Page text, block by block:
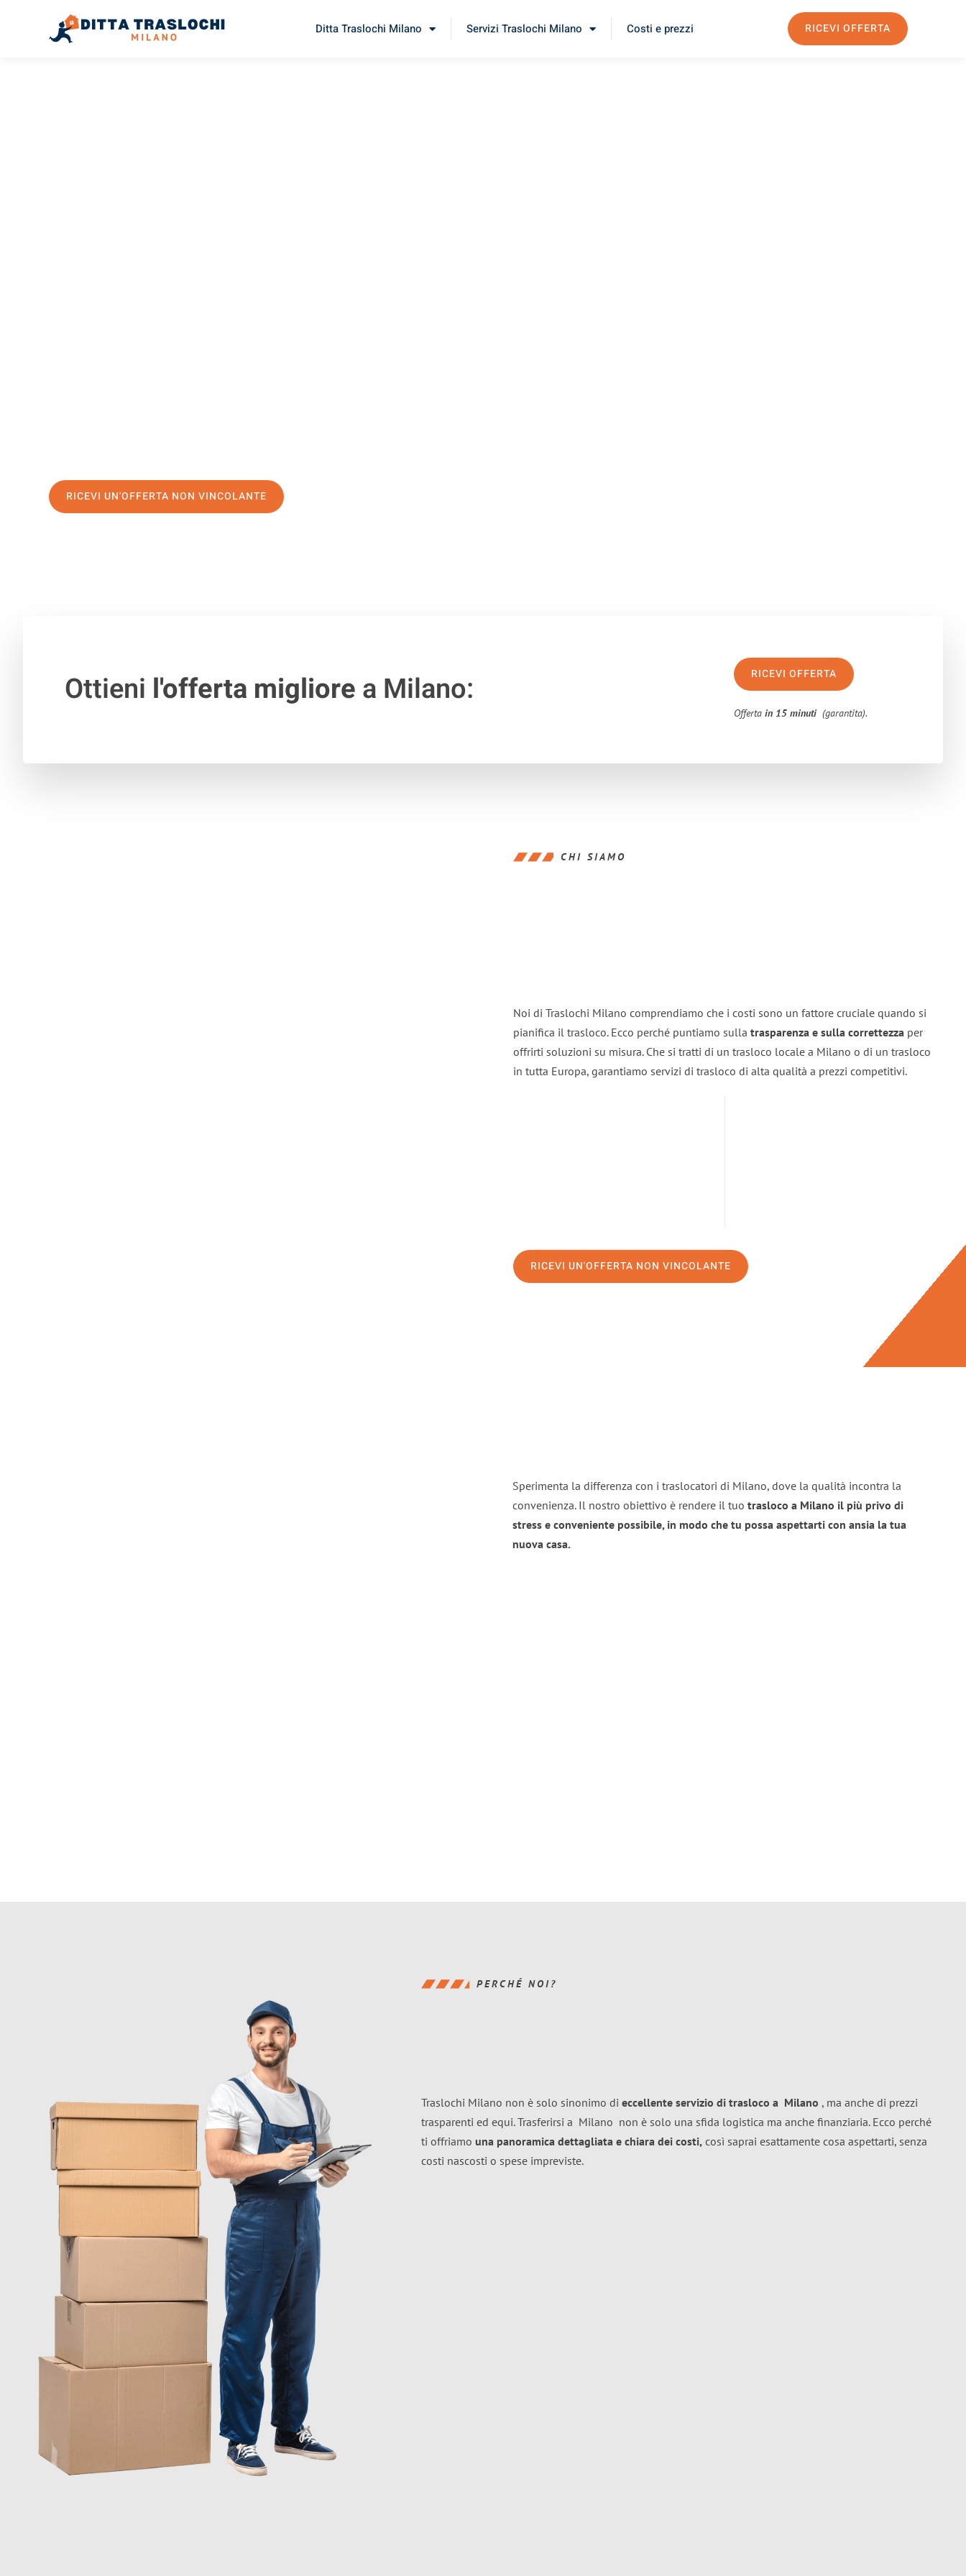
Ditta Traslochi Milano Servizi Traslochi Milano Costi e prezzi RICEVI OFFERTA
RICEVI UN'OFFERTA NON VINCOLANTE
Ottieni l'offerta migliorea Milano: RICEVI OFFERTA
Offertain 15 minuti (garantita).
CHI SIAMO
Noi di Traslochi Milano comprendiamo che i costi sono un fattore cruciale quando si
pianifica il trasloco. Ecco perché puntiamo sulla trasparenza e sulla correttezza per
offrirti soluzioni su misura. Che si tratti di un trasloco locale a Milano o di un trasloco
in tutta Europa, garantiamo servizi di trasloco di alta qualità a prezzi competitivi.
RICEVI UN'OFFERTA NON VINCOLANTE
Sperimenta la differenza con i traslocatori di Milano, dove la qualità incontra la
convenienza. Il nostro obiettivo è rendere il tuo trasloco a Milano il più privo di
stress e conveniente possibile, in modo che tu possa aspettarti con ansia la tua
nuova casa.
PERCHÉ NOI?
Traslochi Milano non è solo sinonimo di eccellente servizio di trasloco a Milano , ma anche di prezzi
trasparenti ed equi. Trasferirsi a Milano non è solo una sfida logistica ma anche finanziaria. Ecco perché
ti offriamo una panoramica dettagliata e chiara dei costi, così saprai esattamente cosa aspettarti, senza
costi nascosti o spese impreviste.